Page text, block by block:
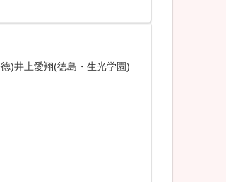
)井上愛翔(徳島・生光学園)